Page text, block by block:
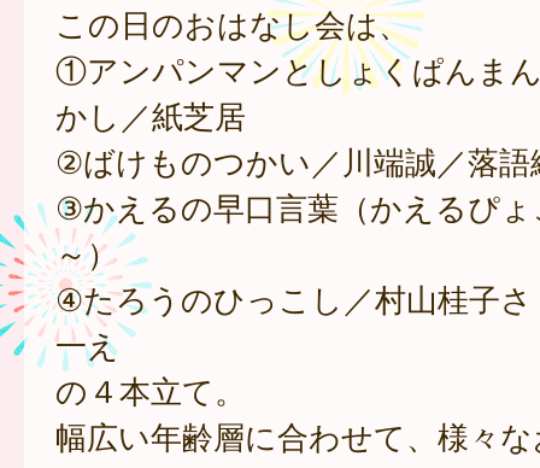
この日のおはなし会は、
①アンパンマンとしょくぱんま
かし／紙芝居
②ばけものつかい／川端誠／落語
③かえるの早口言葉（かえるぴ
～）
④たろうのひっこし／村山桂子さ
一え
の４本立て。
幅広い年齢層に合わせて、様々